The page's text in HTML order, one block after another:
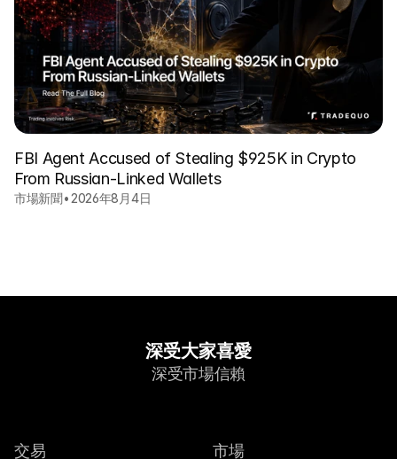
FBI Agent Accused of Stealing $925K in Crypto
From Russian-Linked Wallets
市場新聞•2026年8月4日
深受大家喜愛
深受市場信賴
交易
市場